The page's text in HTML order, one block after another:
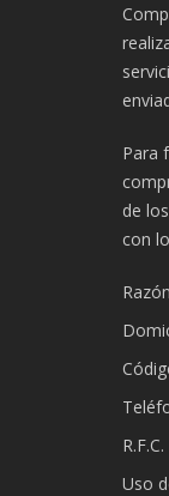
Para
de
con
R.F.C.
Uso